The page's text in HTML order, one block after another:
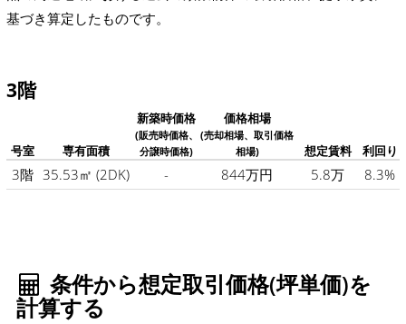
基づき算定したものです。
3階
号室 専有面積
新築時価格
(販売時価格、
分譲時価格)
価格相場
(売却相場、取引価格
相場)
想定賃料 利回り
3階 35.53㎡ (2DK) - 844万円 5.8万 8.3%
条件から想定取引価格(坪単価)を
計算する